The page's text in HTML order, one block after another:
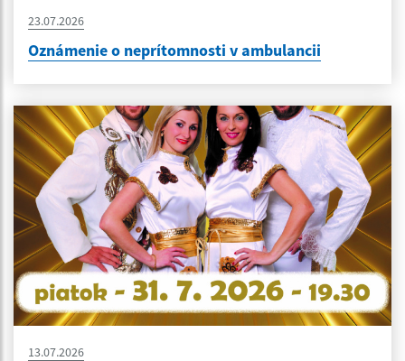
23.07.2026
Oznámenie o neprítomnosti v ambulancii
13.07.2026